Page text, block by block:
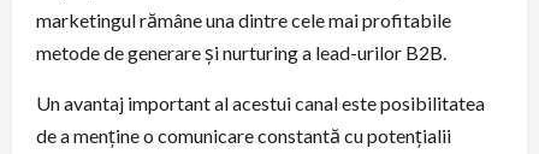
marketingul rămâne una dintre cele mai profitabile
metode de generare și nurturing a lead-urilor B2B.
Un avantaj important al acestui canal este posibilitatea
de a menține o comunicare constantă cu potențialii